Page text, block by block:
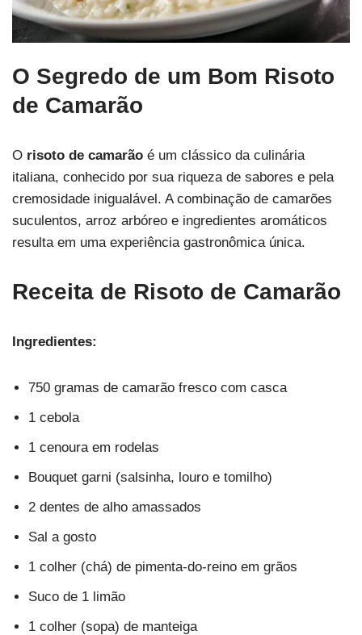
O Segredo de um Bom Risoto
de Camarão
O risoto de camarão é um clássico da culinária
italiana, conhecido por sua riqueza de sabores e pela
cremosidade inigualável. A combinação de camarões
suculentos, arroz arbóreo e ingredientes aromáticos
resulta em uma experiência gastronômica única.
Receita de Risoto de Camarão
Ingredientes:
750 gramas de camarão fresco com casca
1 cebola
1 cenoura em rodelas
Bouquet garni (salsinha, louro e tomilho)
2 dentes de alho amassados
Sal a gosto
1 colher (chá) de pimenta-do-reino em grãos
Suco de 1 limão
1 colher (sopa) de manteiga